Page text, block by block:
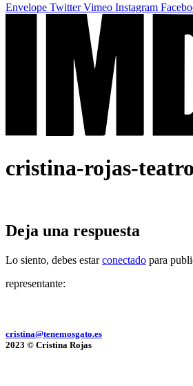
Envelope Twitter Vimeo Instagram
cristina-rojas-
Deja una respuesta
Lo siento, debes estarconectado para
representante:
cristina@tenemosgato.es
2023 © Cristina Rojas